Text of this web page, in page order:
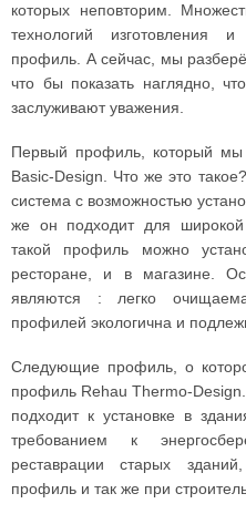
которых неповторим.
технологий изготовления
профиль. А сейчас, мы
что бы показать наглядно,
заслуживают уважения.
Первый профиль, который
Basic-Design. Что же это
система с возможностью
же он подходит для широкой
такой профиль можно
ресторане, и в магазине.
являются : легко
профилей экологична и
Следующие профиль, о
профиль Rehau Thermo-
подходит к установке в
требованием к
реставрации старых
профиль и так же при